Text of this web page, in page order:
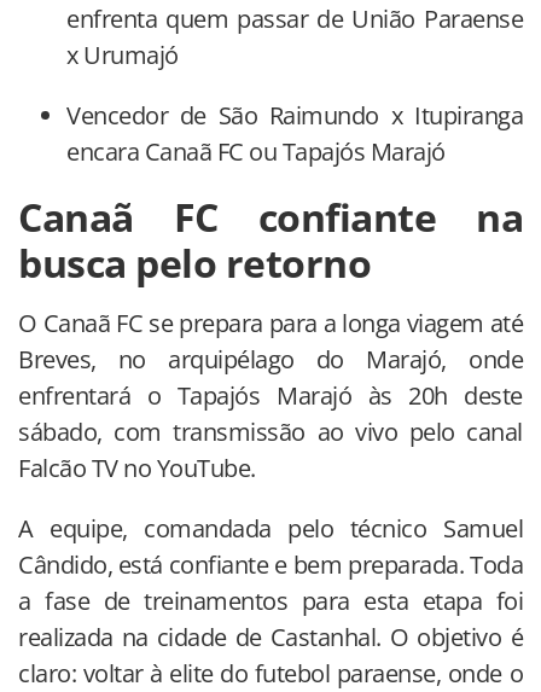
enfrenta quem passar de União Paraense
x Urumajó
Vencedor de São Raimundo x Itupiranga
encara Canaã FC ou Tapajós Marajó
Canaã FC confiante na
busca pelo retorno
O Canaã FC se prepara para a longa viagem até
Breves, no arquipélago do Marajó, onde
enfrentará o Tapajós Marajó às 20h deste
sábado, com transmissão ao vivo pelo canal
Falcão TV no YouTube.
A equipe, comandada pelo técnico Samuel
Cândido, está confiante e bem preparada. Toda
a fase de treinamentos para esta etapa foi
realizada na cidade de Castanhal. O objetivo é
claro: voltar à elite do futebol paraense, onde o